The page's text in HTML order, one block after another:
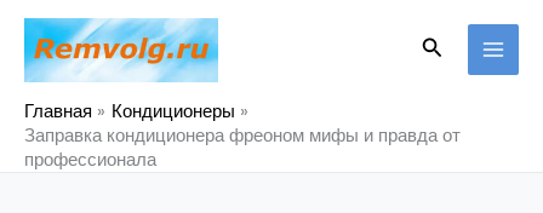
Перейти
содержимому
Поиск
Главная
Кондиционеры
Заправка кондиционера фреоном мифы и правда от
профессионала